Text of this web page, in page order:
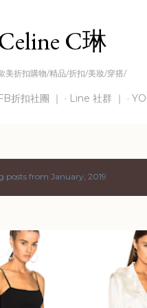
C琳
美折扣購物/精品/折扣/美妝/穿搭/
折扣社團 ｜ Line 社群 ｜
posts from January, 2019